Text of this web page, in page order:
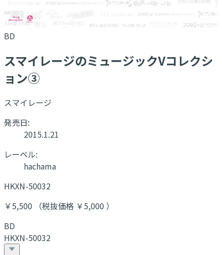
BD
スマイレージのミュージックVコレクシ
ョン③
スマイレージ
発売日:
2015.1.21
レーベル:
hachama
HKXN-50032
￥5,500 （税抜価格 ￥5,000 ）
BD
HKXN-50032